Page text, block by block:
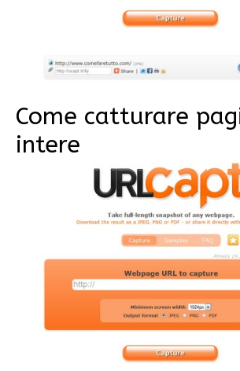
Come catturare
intere